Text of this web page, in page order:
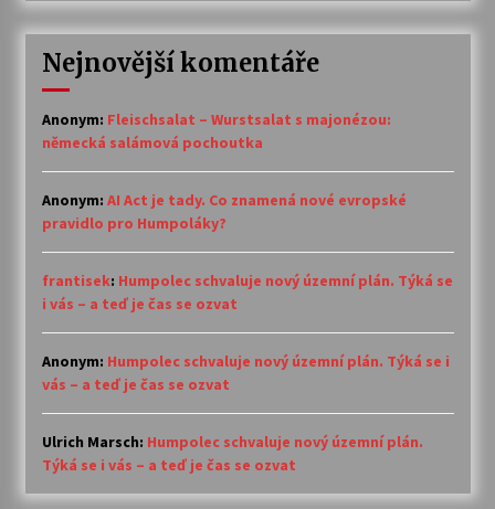
Nejnovější komentáře
Anonym: Fleischsalat – Wurstsalat s majonézou:
německá salámová pochoutka
Anonym: AI Act je tady. Co znamená nové evropské
pravidlo pro Humpoláky?
frantisek: Humpolec schvaluje nový územní plán. Týká se
i vás – a teď je čas se ozvat
Anonym: Humpolec schvaluje nový územní plán. Týká se i
vás – a teď je čas se ozvat
Ulrich Marsch: Humpolec schvaluje nový územní plán.
Týká se i vás – a teď je čas se ozvat